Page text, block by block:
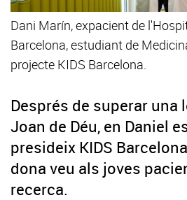
Dani Marín, expacient de
Barcelona, estudiant de
projecte KIDS Barcelona.
Després de superar una
Joan de Déu, en Daniel
presideix KIDS
dona veu als joves
recerca.